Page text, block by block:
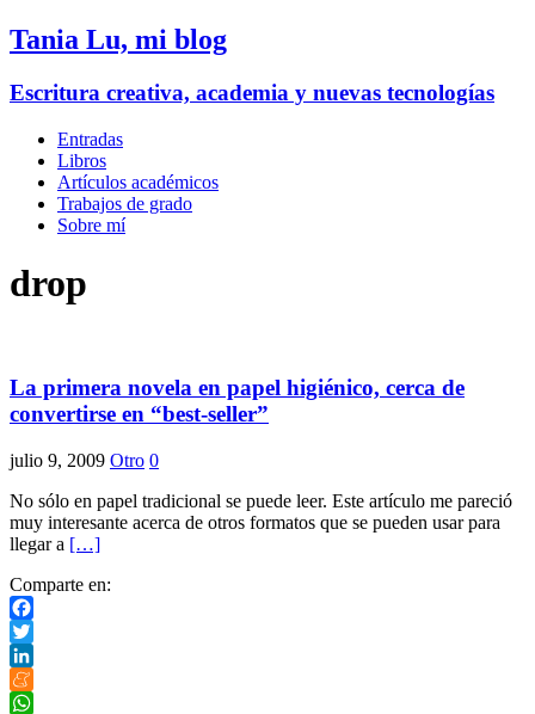
Tania Lu, mi blog
Escritura creativa, academia y nuevas tecnologías
Entradas
Libros
Artículos académicos
Trabajos de grado
Sobre mí
drop
La primera novela en papel higiénico, cerca de
convertirse en “best-seller”
julio 9, 2009 Otro 0
No sólo en papel tradicional se puede leer. Este artículo me pareció
muy interesante acerca de otros formatos que se pueden usar para
llegar a […]
Comparte en:
Facebook
Twitter
LinkedIn
Meneame